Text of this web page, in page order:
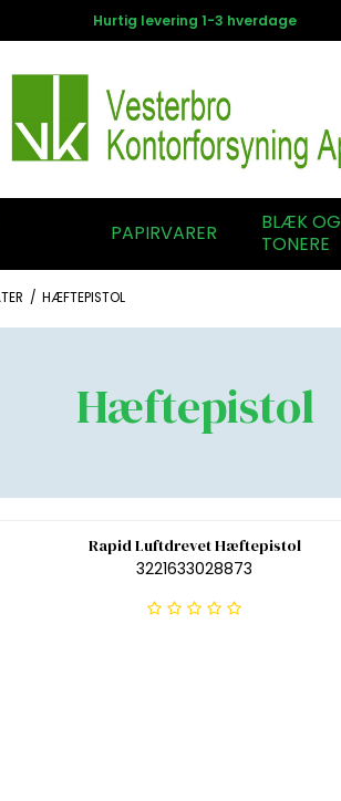
Hurtig levering 1-3 hverdage
PAPIRVARER
BLÆK OG
TONERE
/ HÆFTEPISTOL
Hæftepistol
Rapid Luftdrevet Hæftepistol
3221633028873